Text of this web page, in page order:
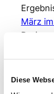
Diese
März
Darin
Fragen